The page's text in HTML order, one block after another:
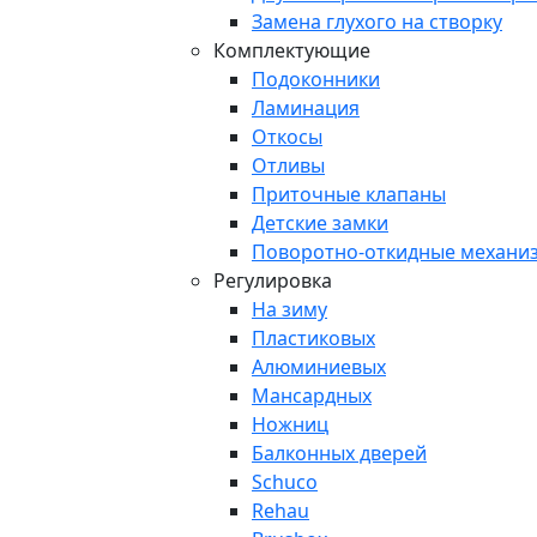
Замена глухого на створку
Комплектующие
Подоконники
Ламинация
Откосы
Отливы
Приточные клапаны
Детские замки
Поворотно-откидные
Регулировка
На зиму
Пластиковых
Алюминиевых
Мансардных
Ножниц
Балконных дверей
Schuco
Rehau